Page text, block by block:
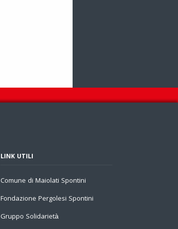
LINK UTILI
Comune di Maiolati Spontini
Fondazione Pergolesi Spontini
Gruppo Solidarietà